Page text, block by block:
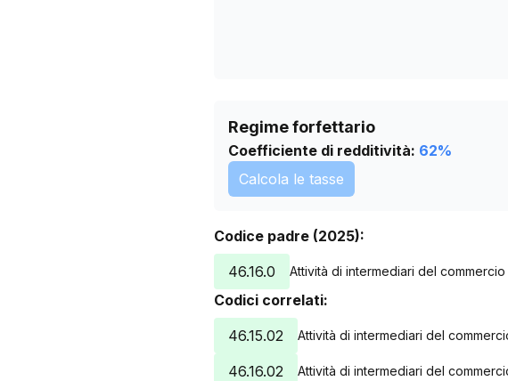
Regime forfettario
Coefficiente di redditività: 62%
Calcola le tasse
Codice padre (2025):
46.16.0
Attività di intermediari del
Codici correlati:
46.15.02
Attività di intermediari del
46.16.02 Attività di intermediari del